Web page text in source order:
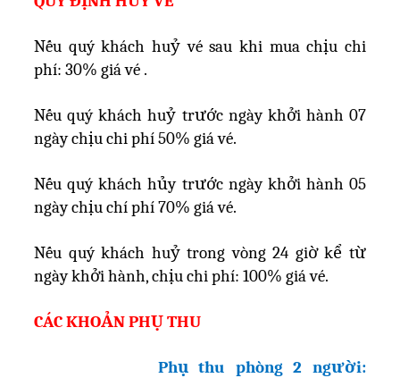
Nếu quý khách huỷ vé sau khi mua chịu chi
phí: 30% giá vé .
Nếu quý khách huỷ trước ngày khởi hành 07
ngày chịu chi phí 50% giá vé.
Nếu quý khách hủy trước ngày khởi hành 05
ngày chịu chí phí 70% giá vé.
Nếu quý khách huỷ trong vòng 24 giờ kể từ
ngày khởi hành, chịu chi phí: 100% giá vé.
CÁC KHOẢN PHỤ THU
Phụ thu phòng 2 người: